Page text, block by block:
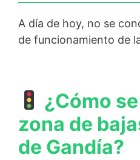
A día de hoy, no se
de funcionamiento de
¿Cómo
zona de
de Gandía?